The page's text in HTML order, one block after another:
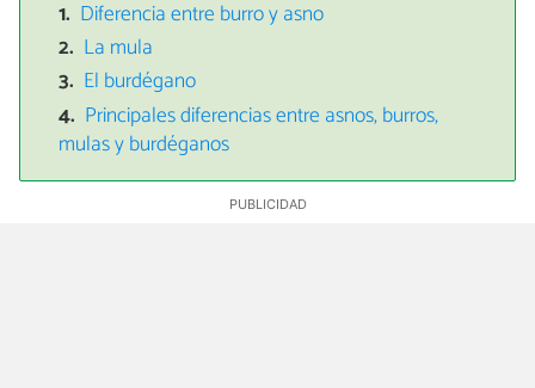
Diferencia entre burro y asno
La mula
El burdégano
Principales diferencias entre asnos, burros,
mulas y burdéganos